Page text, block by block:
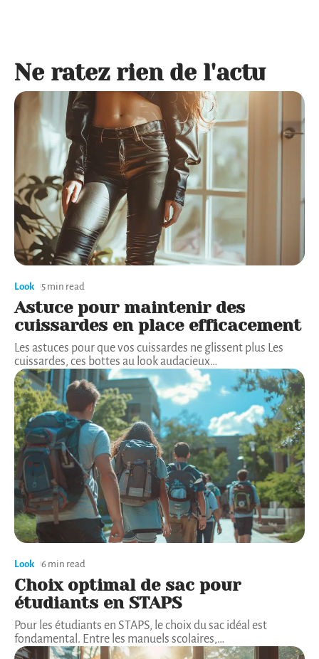
Ne ratez rien de l'actu
Look 5 min read
Astuce pour maintenir des
cuissardes en place efficacement
Les astuces pour que vos cuissardes ne glissent plus Les
cuissardes, ces bottes au look audacieux…
Look 6 min read
Choix optimal de sac pour
étudiants en STAPS
Pour les étudiants en STAPS, le choix du sac idéal est
fondamental. Entre les manuels scolaires,…